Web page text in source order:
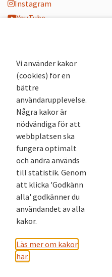
Instagram
YouTube
Nyhetsbrev
Andra webbplatser
Arkivsök
Fornsök
Fornreg
Bebyggelseregistret
Runor
Kringla
Vi använder kakor
(cookies) för en
bättre
användarupplevelse.
Några kakor är
nödvändiga för att
webbplatsen ska
fungera optimalt
och andra används
till statistik. Genom
att klicka 'Godkänn
alla' godkänner du
användandet av alla
kakor.
Läs mer om kakor
här.